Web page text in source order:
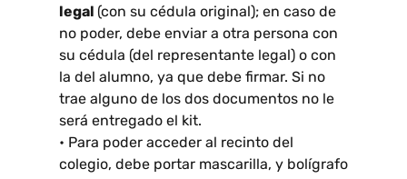
legal (con su cédula original); en caso de
no poder, debe enviar a otra persona con
su cédula (del representante legal) o con
la del alumno, ya que debe firmar. Si no
trae alguno de los dos documentos no le
será entregado el kit.
• Para poder acceder al recinto del
colegio, debe portar mascarilla, y bolígrafo